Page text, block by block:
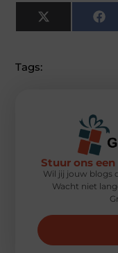
X
(Twitter)
Tags:
Stuur ons
Wil jij jouw blogs
Wacht niet